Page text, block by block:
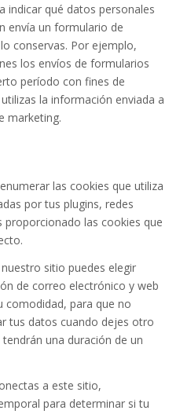
indicar qué datos personales
envía un formulario de
conservas. Por ejemplo,
los envíos de formularios
período con fines de
la información enviada a
marketing.
las cookies que utiliza
por tus plugins, redes
proporcionado las cookies que
sitio puedes elegir
de correo electrónico y web
comodidad, para que no
tus datos cuando dejes otro
una duración de un
a este sitio,
para determinar si tu